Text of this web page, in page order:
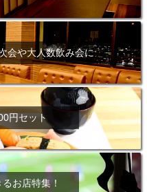
会や大人数飲み会に
円セット
お店特集！